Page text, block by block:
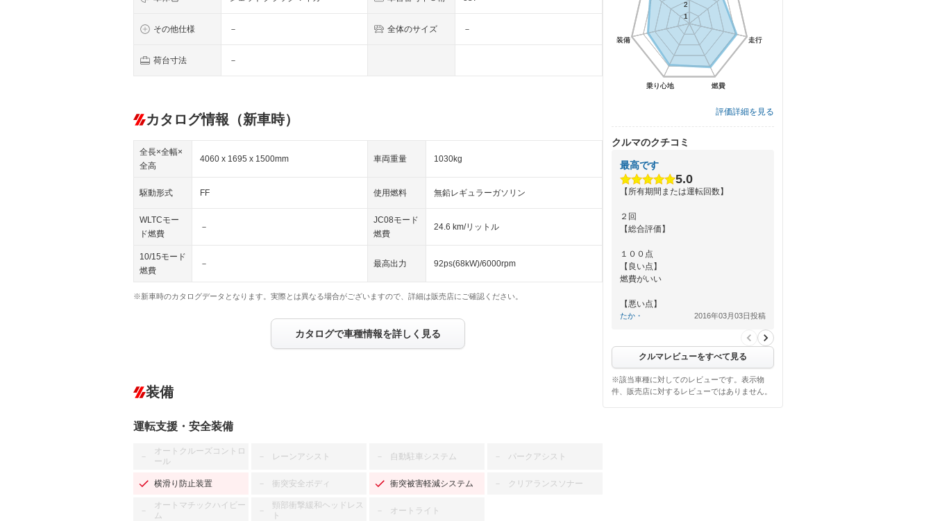
その他仕様 － 全体のサイズ －
荷台寸法 －
カタログ情報（新車時）
全長×全幅×
全高
4060 x 1695 x 1500mm 車両重量 1030kg
駆動形式 FF 使用燃料 無鉛レギュラーガソリン
WLTCモー
ド燃費
－
JC08モード
燃費
24.6 km/リットル
10/15モード
燃費
－ 最高出力 92ps(68kW)/6000rpm
※新車時のカタログデータとなります。実際とは異なる場合がございますので、詳細は販売店にご確認ください。
カタログで車種情報を詳しく見る
装備
運転支援・安全装備
－
オートクルーズコントロ
ール
－ レーンアシスト － 自動駐車システム － パークアシスト
横滑り防止装置 － 衝突安全ボディ 衝突被害軽減システム － クリアランスソナー
－
オートマチックハイビー
ム
－
頸部衝撃緩和ヘッドレス
ト
－ オートライト
走行
燃費
乗り心地
装備
1
2
走行
燃費
乗り心地
装備
1
2
評価詳細を見る
クルマのクチコミ
最高です
5.0
【所有期間または運転回数】
２回
【総合評価】
１００点
【良い点】
燃費がいい
【悪い点】
ない
たか・ 2016年03月03日投稿
クルマレビューをすべて見る
※該当車種に対してのレビューです。表示物
件、販売店に対するレビューではありません。